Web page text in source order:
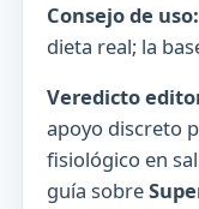
Consejo de uso:
dieta real; la
Veredicto
apoyo discreto
fisiológico en
guía sobre